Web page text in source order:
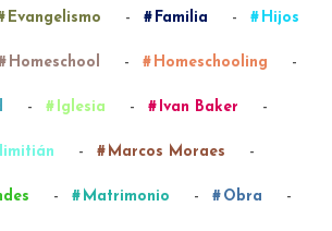
Evangelismo - Familia - Hijos
Homeschool - Homeschooling -
- Iglesia - Ivan Baker -
- Marcos Moraes -
- Matrimonio - Obra -